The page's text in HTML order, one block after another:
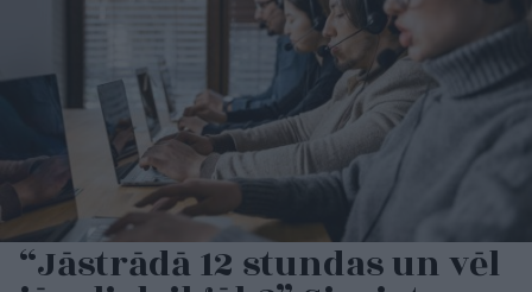
“Jāstrādā 12 stundas un vēl